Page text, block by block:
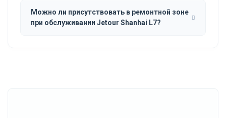
Можно ли присутствовать в ремонтной зоне
при обслуживании Jetour Shanhai L7?